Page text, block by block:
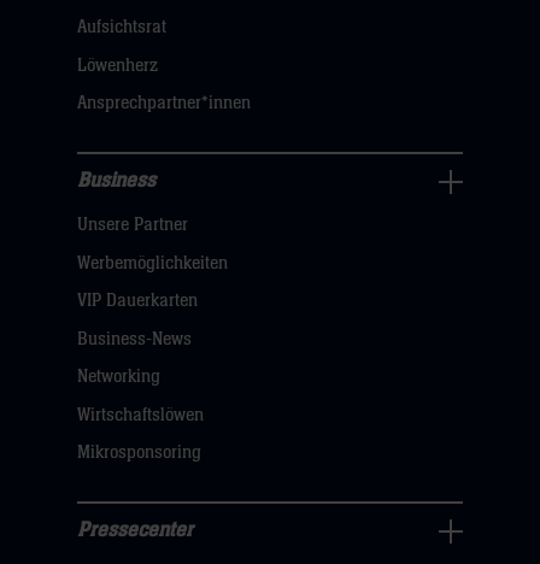
dann
hier
Aufsichtsrat
Löwenherz
Ansprechpartner*innen
Navigation
öffnen,
dann
Business
Unsere Partner
Werbemöglichkeiten
VIP Dauerkarten
Business-News
Networking
Wirtschaftslöwen
Mikrosponsoring
Pressecenter